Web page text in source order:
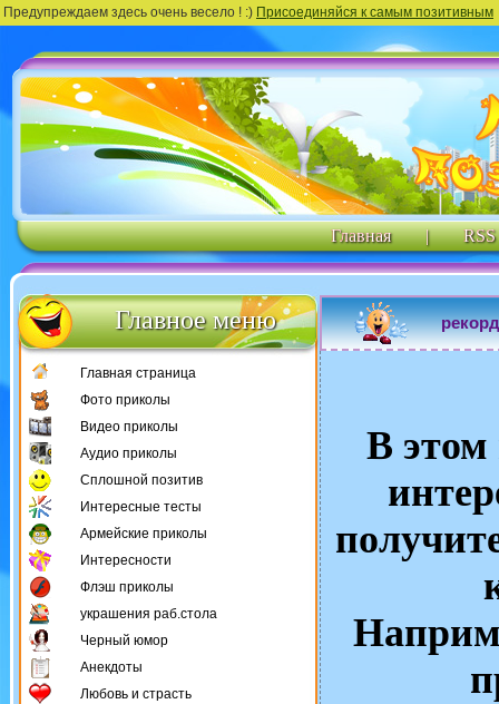
Предупреждаем здесь очень весело ! :) Присоединяйся к самым позитивным
Главная | RSS
Главное меню
Главная страница
Фото приколы
Видео приколы
Аудио приколы
Сплошной позитив
Интересные тесты
Армейские приколы
Интересности
Флэш приколы
украшения раб.стола
Черный юмор
Анекдоты
Любовь и страсть
В этом